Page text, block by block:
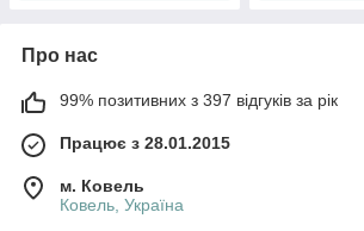
Про нас
99% позитивних з 397 відгуків за рік
Працює з 28.01.2015
м. Ковель
Ковель, Україна